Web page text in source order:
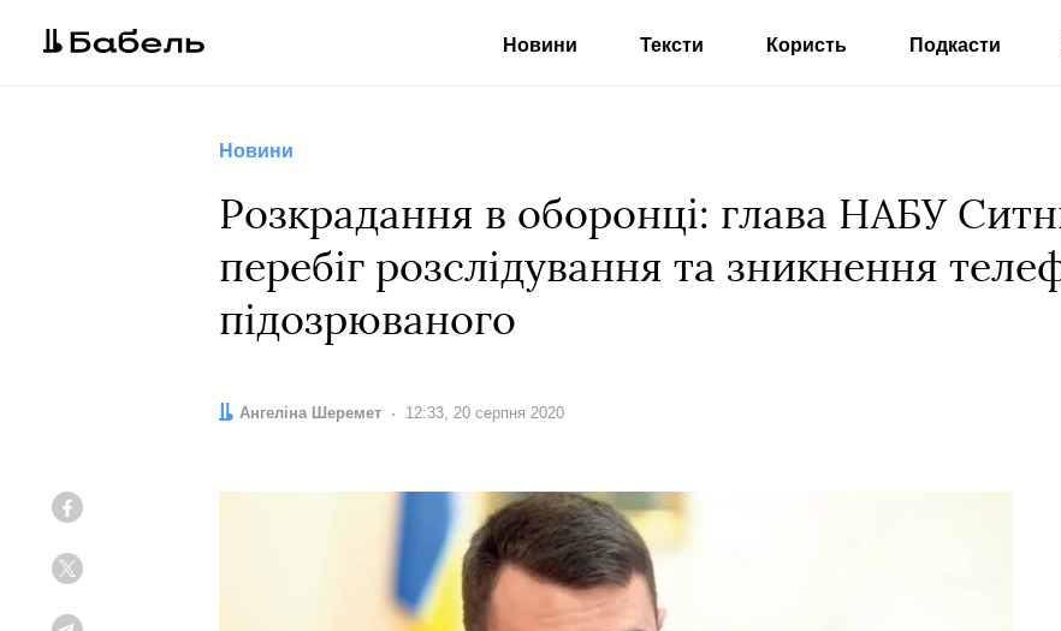
Новини Тексти Користь Подкасти
Новини
Розкрадання в оборонці: глава НАБУ
перебіг розслідування та зникнення
підозрюваного
Автор:
Ангеліна Шеремет Дата:
12:33, 20 серпня 2020